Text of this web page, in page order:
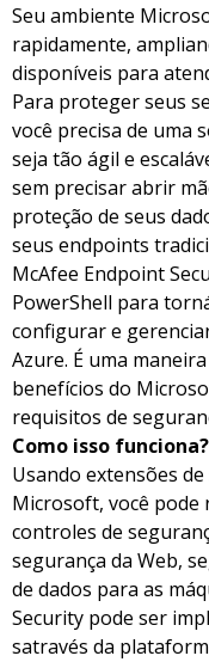
Seu ambiente
rapidamente,
disponíveis para
Para proteger seus
você precisa de uma
seja tão ágil e
sem precisar abrir
proteção de seus
seus endpoints
McAfee Endpoint
PowerShell para
configurar e
Azure. É uma
benefícios do
requisitos de
Como isso funciona?
Usando extensões
Microsoft, você pode
controles de
segurança da Web,
de dados para as
Security pode ser
satravés da